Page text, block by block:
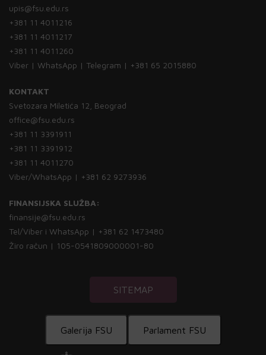
upis@fsu.edu.rs
+381 11 4011216
+381 11 4011217
+381 11 4011260
Viber | WhatsApp | Telegram | +381 65 2015880
KONTAKT
Svetozara Miletića 12, Beograd
office@fsu.edu.rs
+381 11 3391911
+381 11 3391912
+381 11 4011270
Viber/WhatsApp | +381 62 9273936
FINANSIJSKA SLUŽBA:
finansije@fsu.edu.rs
Tel/Viber i WhatsApp | +381 62 1473480
Žiro račun | 105-0541809000001-80
SITEMAP
Galerija FSU Parlament FSU